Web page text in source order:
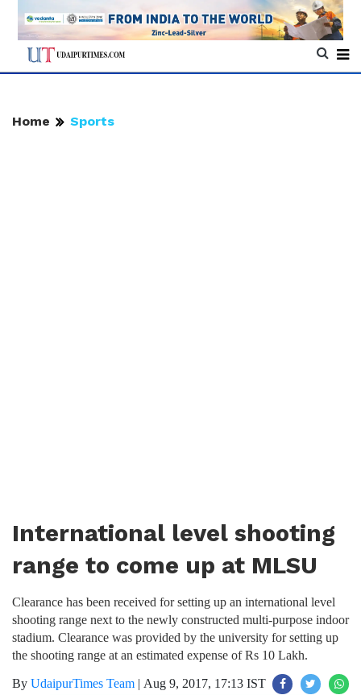
Home Sports
International level shooting
range to come up at MLSU
Clearance has been received for setting up an international level
shooting range next to the newly constructed multi-purpose indoor
stadium. Clearance was provided by the university for setting up
the shooting range at an estimated expense of Rs 10 Lakh.
By UdaipurTimes Team | Aug 9, 2017, 17:13 IST